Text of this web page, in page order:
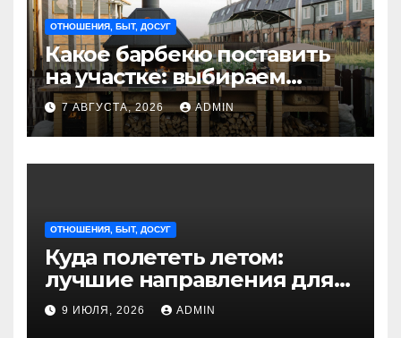
ОТНОШЕНИЯ, БЫТ, ДОСУГ
Какое барбекю поставить
на участке: выбираем
идеальное решение для
отдыха на природе
7 АВГУСТА, 2026 ADMIN
ОТНОШЕНИЯ, БЫТ, ДОСУГ
Куда полететь летом:
лучшие направления для
отдыха из Санкт-
Петербурга
9 ИЮЛЯ, 2026 ADMIN